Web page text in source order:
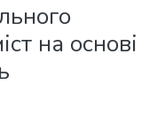
на основі